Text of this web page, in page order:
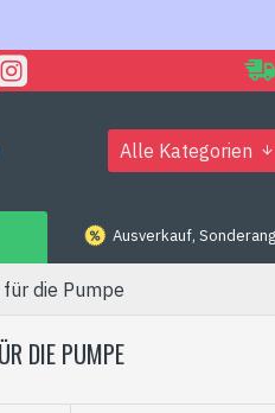
Alle Kategorien
Ausverkauf,
die Pumpe
DIE PUMPE